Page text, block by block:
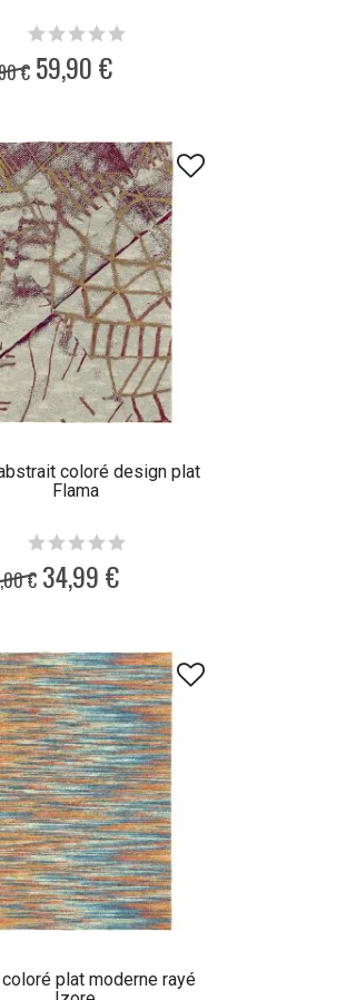
€ 59,90 €
coloré design plat
Flama
€ 34,99 €
plat moderne rayé